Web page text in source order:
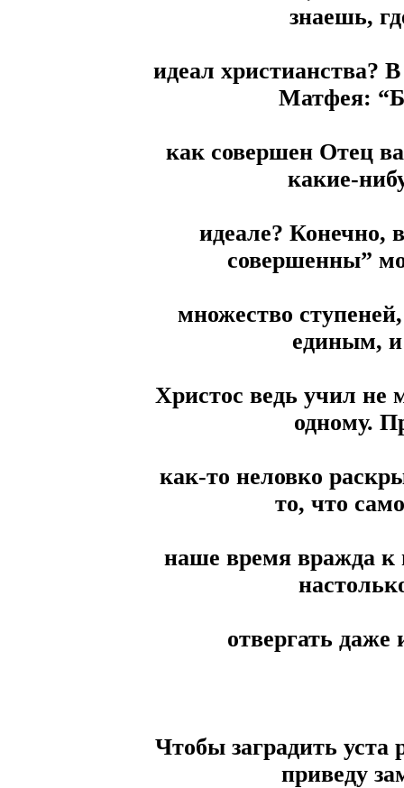
знаешь,
идеал христианства?
Матфея:
как совершен Отец
какие-
идеале? Конечно,
совершенны”
множество
единым, и
Христос ведь учил не
одному.
как-то неловко
то, что
наше время вражда к
отвергать
Чтобы заградить
приведу